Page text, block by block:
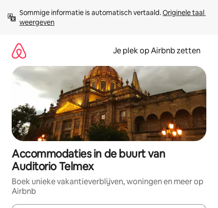
direct
naar
Sommige informatie is automatisch vertaald. Originele taal
weergeven
Je plek op Airbnb zetten
Accommodaties in de buurt van
Auditorio Telmex
Boek unieke vakantieverblijven, woningen en meer op
Airbnb